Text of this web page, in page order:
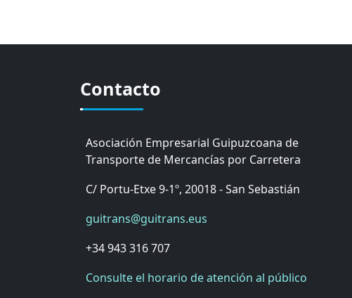
Contacto
Asociación Empresarial Guipuzcoana de
Transporte de Mercancías por Carretera
C/ Portu-Etxe 9-1º, 20018 - San Sebastián
guitrans@guitrans.eus
+34 943 316 707
Consulte el horario de atención al público